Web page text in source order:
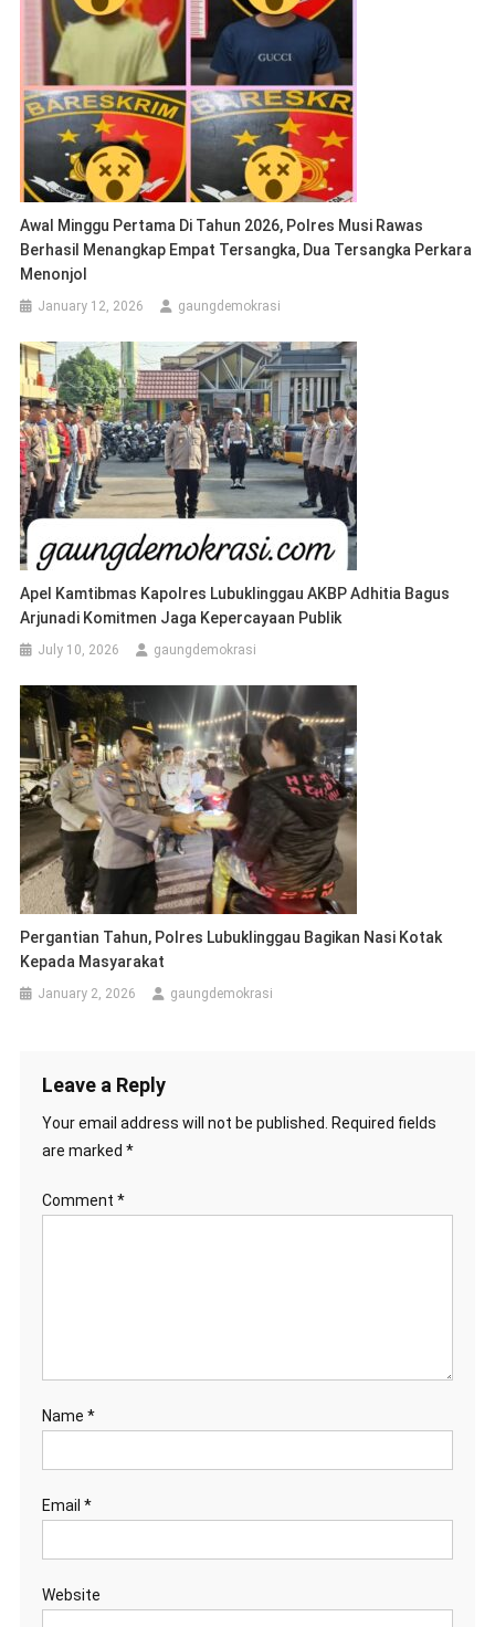
Awal Minggu Pertama Di Tahun 2026, Polres Musi Rawas
Berhasil Menangkap Empat Tersangka, Dua Tersangka Perkara
Menonjol
January 12, 2026 gaungdemokrasi
Apel Kamtibmas Kapolres Lubuklinggau AKBP Adhitia Bagus
Arjunadi Komitmen Jaga Kepercayaan Publik
July 10, 2026 gaungdemokrasi
Pergantian Tahun, Polres Lubuklinggau Bagikan Nasi Kotak
Kepada Masyarakat
January 2, 2026 gaungdemokrasi
Leave a Reply
Your email address will not be published.
Required fields
are marked *
Comment *
Name *
Email *
Website